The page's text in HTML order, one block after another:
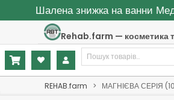
Шалена знижка на ванни
to
content
Rehab.farm — косметика
Шукати:
REHAB.farm > МАГНІЄВА СЕРІЯ